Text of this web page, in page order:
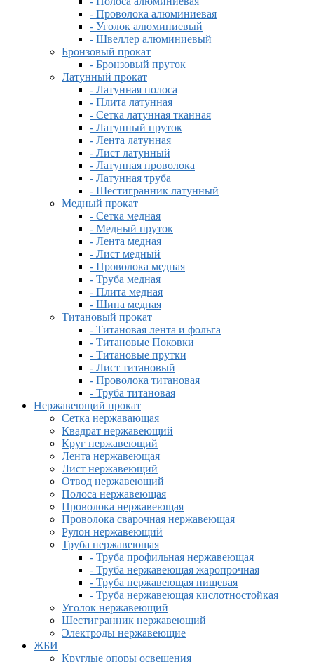
- Проволока алюминиевая
- Уголок алюминиевый
- Швеллер алюминиевый
Бронзовый прокат
- Бронзовый пруток
Латунный прокат
- Латунная полоса
- Плита латунная
- Сетка латунная тканная
- Латунный пруток
- Лента латунная
- Лист латунный
- Латунная проволока
- Латунная труба
- Шестигранник латунный
Медный прокат
- Сетка медная
- Медный пруток
- Лента медная
- Лист медный
- Проволока медная
- Труба медная
- Плита медная
- Шина медная
Титановый прокат
- Титановая лента и фольга
- Титановые Поковки
- Титановые прутки
- Лист титановый
- Проволока титановая
- Труба титановая
Нержавеющий прокат
Сетка нержавающая
Квадрат нержавеющий
Круг нержавеющий
Лента нержавеющая
Лист нержавеющий
Отвод нержавеющий
Полоса нержавеющая
Проволока нержавеющая
Проволока сварочная нержавеющая
Рулон нержавеющий
Труба нержавеющая
- Труба профильная нержавеющая
- Труба нержавеющая жаропрочная
- Труба нержавеющая пищевая
- Труба нержавеющая кислотностойкая
Уголок нержавеющий
Шестигранник нержавеющий
Электроды нержавеющие
ЖБИ
Круглые опоры освещения